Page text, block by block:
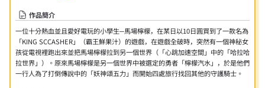
作品簡介
一位十分熱血並且愛好電玩的小學生─馬場檸檬，在某日以10日圓買到了一款名為
「KING SCCASHER」（霸王鮮果汁）的遊戲，在遊戲全破時，突然有一個神秘女
孩從電視裡跑出來並把馬場檸檬拉到另一個世界（「心跳加速空間」中的「哈拉哈
拉世界」）。原來馬場檸檬是另一個世界中被選定的勇者「檸檬汽水」，於是他們
一行人為了打倒傳說中的「妖神頌五力」而開始四處旅行找回其他的守護騎士。